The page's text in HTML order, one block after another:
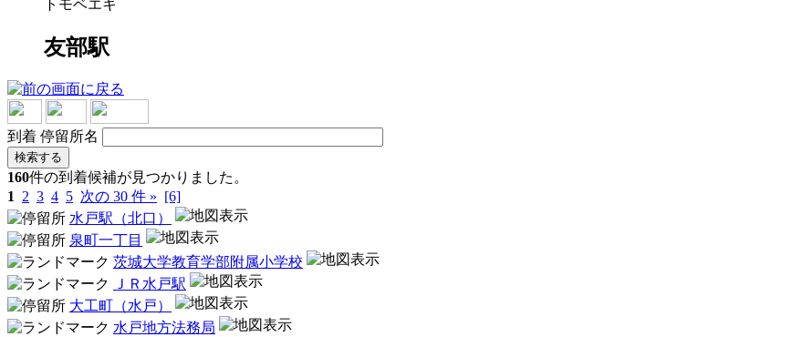
トモベエキ
友部駅
到着 停留所名
検索する
160件の到着候補が見つかりました。
1
2 3 4 5 次の 30 件 » [6]
水戸駅（北口）
泉町一丁目
茨城大学教育学部附属小学校
ＪＲ水戸駅
大工町（水戸）
水戸地方法務局